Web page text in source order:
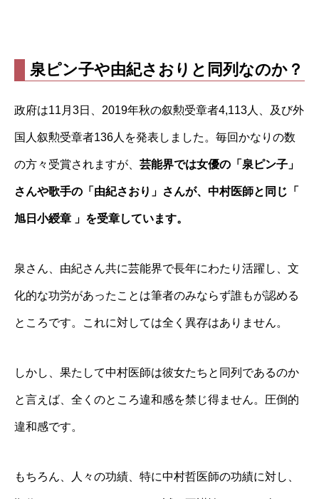
泉ピン子や由紀さおりと同列なのか？
政府は11月3日、2019年秋の叙勲受章者4,113人、及び外
国人叙勲受章者136人を発表しました。毎回かなりの数
の方々受賞されますが、 芸能界では女優の「泉ピン子」
さんや歌手の「由紀さおり」さんが、中村医師と同じ「
旭日小綬章 」を受章しています。
泉さん、由紀さん共に芸能界で長年にわたり活躍し、文
化的な功労があったことは筆者のみならず誰もが認める
ところです。これに対しては全く異存はありません。
しかし、果たして中村医師は彼女たちと同列であるのか
と言えば、全くのところ違和感を禁じ得ません。圧倒的
違和感です。
もちろん、人々の功績、特に中村哲医師の功績に対し、